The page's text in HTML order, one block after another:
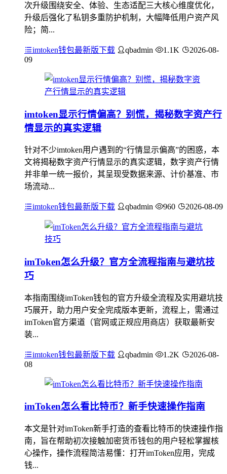
次升级围绕安全、体验、生态适配三大核心维度优化，
升级后强化了私钥多重防护机制，大幅降低用户资产风
险；简...
imtoken钱包最新版下载 qbadmin 1.1K
2026-08-
09
imtoken显示行情偏高？别慌，揭秘数字资产行
情显示的真实逻辑
针对不少imtoken用户遇到的“行情显示偏高”的困惑，本
文将揭秘数字资产行情显示的真实逻辑，数字资产行情
并非单一统一报价，其呈现受数据来源、计价基准、市
场流动...
imtoken钱包最新版下载 qbadmin 960 2026-08-09
imToken怎么升级？官方全流程指南与避坑技
巧
本指南围绕imToken钱包的官方升级全流程及实用避坑技
巧展开，助力用户安全完成版本更新，流程上，需通过
imToken官方渠道（官网或正规应用商店）获取最新安
装...
imtoken钱包最新版下载 qbadmin 1.2K
2026-08-
08
imToken怎么看比特币？新手快速操作指南
本文是针对imToken新手打造的查看比特币的快速操作指
南，旨在帮助初次接触加密货币钱包的用户轻松掌握核
心操作，操作流程简洁易懂：打开imToken应用，完成
钱...